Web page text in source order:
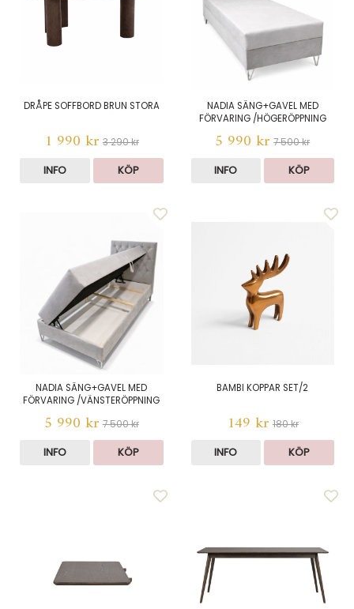
DRÅPE SOFFBORD BRUN STORA
1 990 kr 3 290 kr
INFO KÖP
NADIA SÄNG+GAVEL MED
FÖRVARING /HÖGERÖPPNING
5 990 kr 7 500 kr
INFO KÖP
NADIA SÄNG+GAVEL MED
FÖRVARING /VÄNSTERÖPPNING
5 990 kr 7 500 kr
INFO KÖP
BAMBI KOPPAR SET/2
149 kr 180 kr
INFO KÖP